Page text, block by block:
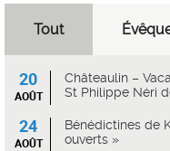
Tout
20
AOÛT
Châteaulin –
St Philippe Néri
24
AOÛT
Bénédictines de
ouverts »